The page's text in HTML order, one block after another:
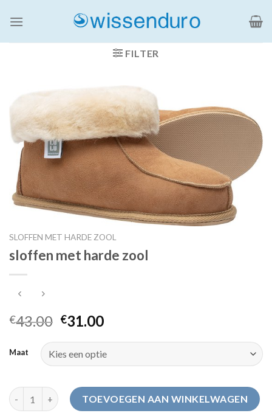
naar
FILTER
SLOFFEN MET HARDE ZOOL
sloffen met harde zool
€43.00 €31.00
Maat
sloffen met harde zool aantalTOEVOEGEN AAN WINKELWAGEN